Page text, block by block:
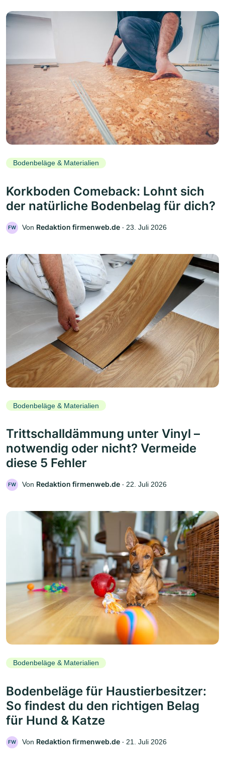
Bodenbeläge & Materialien
Korkboden Comeback: Lohnt sich
der natürliche Bodenbelag für dich?
FW Von Redaktion firmenweb.de ‧ 23. Juli 2026
Bodenbeläge & Materialien
Trittschalldämmung unter Vinyl –
notwendig oder nicht? Vermeide
diese 5 Fehler
FW Von Redaktion firmenweb.de ‧ 22. Juli 2026
Bodenbeläge & Materialien
Bodenbeläge für Haustierbesitzer:
So findest du den richtigen Belag
für Hund & Katze
FW Von Redaktion firmenweb.de ‧ 21. Juli 2026